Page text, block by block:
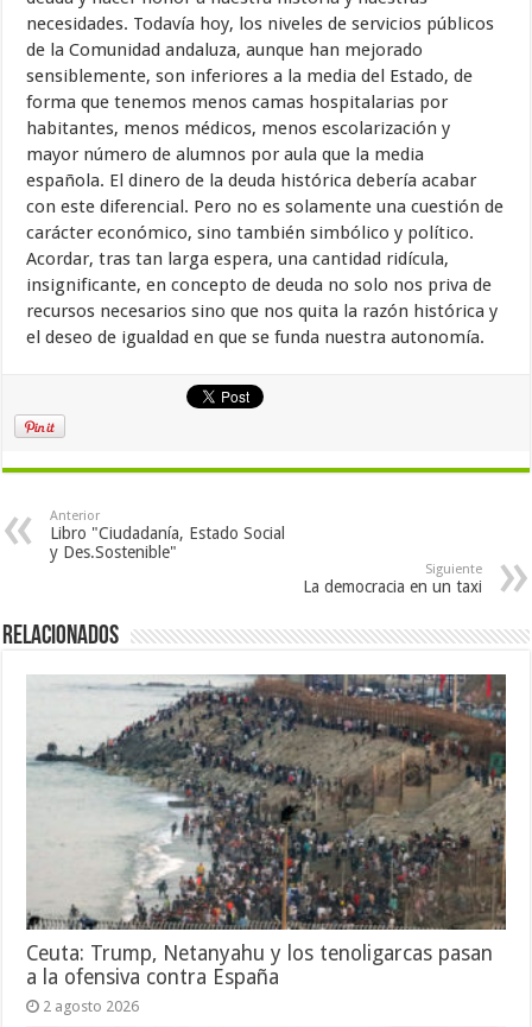
necesidades. Todavía hoy, los niveles de servicios públicos
de la Comunidad andaluza, aunque han mejorado
sensiblemente, son inferiores a la media del Estado, de
forma que tenemos menos camas hospitalarias por
habitantes, menos médicos, menos escolarización y
mayor número de alumnos por aula que la media
española. El dinero de la deuda histórica debería acabar
con este diferencial. Pero no es solamente una cuestión de
carácter económico, sino también simbólico y político.
Acordar, tras tan larga espera, una cantidad ridícula,
insignificante, en concepto de deuda no solo nos priva de
recursos necesarios sino que nos quita la razón histórica y
el deseo de igualdad en que se funda nuestra autonomía.
Anterior
Libro "Ciudadanía, Estado Social
y Des.Sostenible"
Siguiente
La democracia en un taxi
Relacionados
Ceuta: Trump, Netanyahu y los tenoligarcas pasan
a la ofensiva contra España
2 agosto 2026